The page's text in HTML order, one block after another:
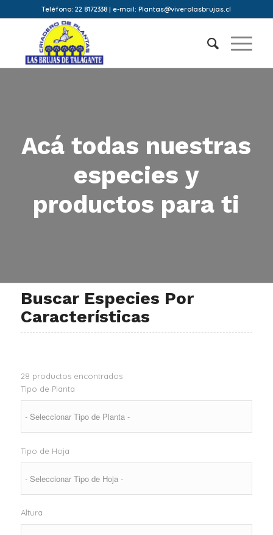
Teléfono: 22 8172338 | e-mail: Plantas@viverolasbrujas.cl
Acá todas nuestras
especies y
productos para ti
Buscar Especies Por
Características
28 productos encontrados
Tipo de Planta
Tipo de Hoja
Altura